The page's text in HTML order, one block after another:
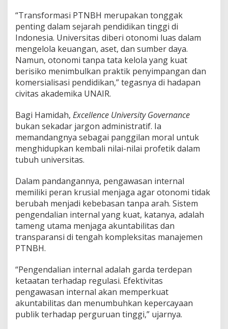
m
p
u
s
“Transformasi PTNBH merupakan tonggak
penting dalam sejarah pendidikan tinggi di
Indonesia. Universitas diberi otonomi luas dalam
mengelola keuangan, aset, dan sumber daya.
Namun, otonomi tanpa tata kelola yang kuat
berisiko menimbulkan praktik penyimpangan dan
komersialisasi pendidikan,” tegasnya di hadapan
civitas akademika UNAIR.
Bagi Hamidah, Excellence University Governance
bukan sekadar jargon administratif. Ia
memandangnya sebagai panggilan moral untuk
menghidupkan kembali nilai-nilai profetik dalam
tubuh universitas.
Dalam pandangannya, pengawasan internal
memiliki peran krusial menjaga agar otonomi tidak
berubah menjadi kebebasan tanpa arah. Sistem
pengendalian internal yang kuat, katanya, adalah
tameng utama menjaga akuntabilitas dan
transparansi di tengah kompleksitas manajemen
PTNBH.
“Pengendalian internal adalah garda terdepan
ketaatan terhadap regulasi. Efektivitas
pengawasan internal akan memperkuat
akuntabilitas dan menumbuhkan kepercayaan
publik terhadap perguruan tinggi,” ujarnya.